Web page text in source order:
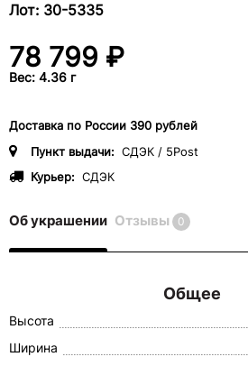
Лот: 30-5335
78 799 ₽
Вес: 4.36 г
Доставка по России 390 рублей
Пункт выдачи: СДЭК / 5Post
Курьер: СДЭК
Об украшении Отзывы 0
Общее
Высота
Ширина